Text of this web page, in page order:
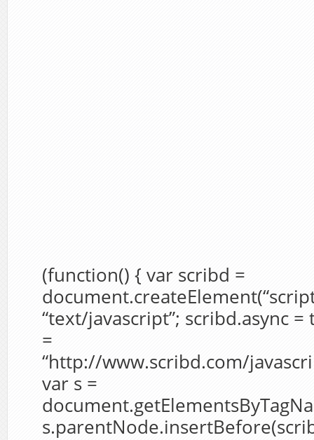
(function() { var scribd =
“text/javascript”; scribd.async
=
“http://www.scribd.com/
var s =